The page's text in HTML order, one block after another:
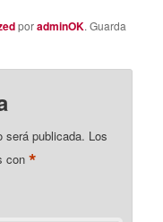
poradminOK. Guarda
será publicada. Los
con*